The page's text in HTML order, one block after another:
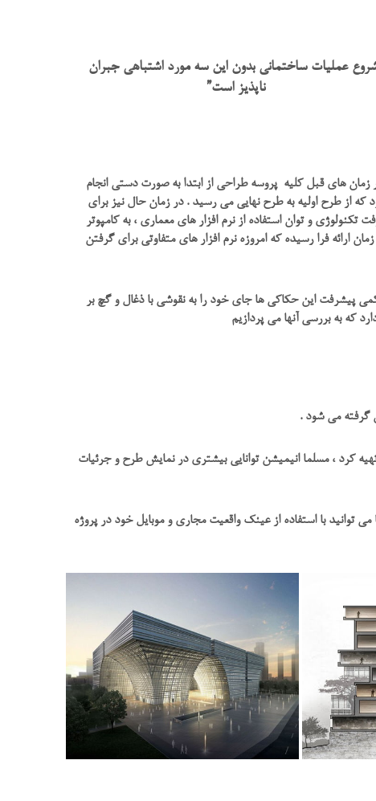
عملیات ساختمانی بدون این سه مورد اشتباهی جبران
ناپذیز است”
زمان های قبل کلیه پروسه طراحی از ابتدا به صورت دستی انجام
از طرح اولیه به طرح نهایی می رسید . در زمان حال نیز برای
و توان استفاده از نرم افزار های معماری ، به کامپوتر
ارائه فرا رسیده که امروزه نرم افزار های متفاوتی برای گرفتن
این حکاکی ها جای خود را به نقوشی با ذغال و گچ بر
که به بررسی آنها می پردازیم
گرفته می شود .
کرد ، مسلما انیمیشن توانایی بیشتری در نمایش طرح و جرئیات
توانید با استفاده از عینک واقعیت مجاری و موبایل خود در پروژه